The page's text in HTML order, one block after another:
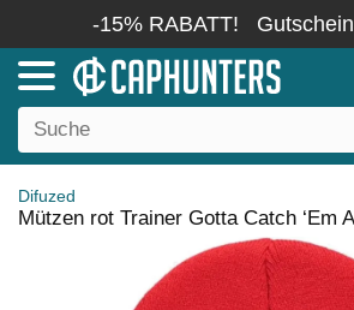
-15% RABATT!
Difuzed
Mützen rot Trainer Gotta Catch ‘Em